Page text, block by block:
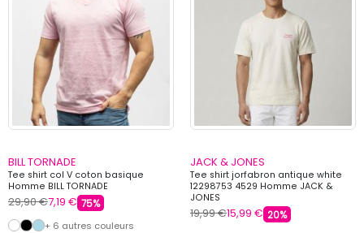
BILL TORNADE
Tee shirt col V coton basique
Homme BILL TORNADE
29,90 €7,19 € 75%
+ 6 autres couleurs
JACK & JONES
Tee shirt jorfabron antique white
12298753 4529 Homme JACK &
JONES
19,99 €15,99 € 20%